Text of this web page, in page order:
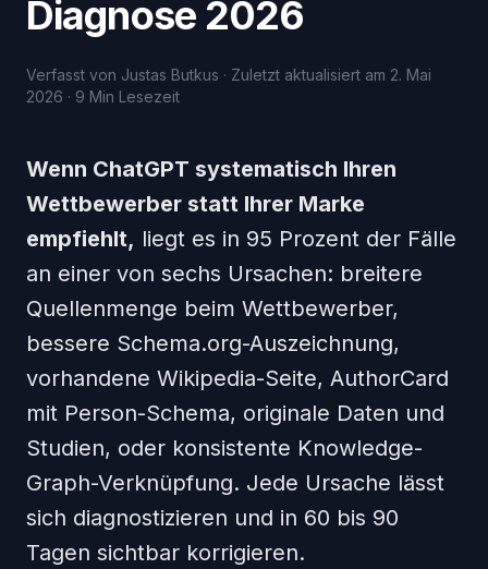
Diagnose 2026
Verfasst von Justas Butkus · Zuletzt aktualisiert am 2. Mai
2026 · 9 Min Lesezeit
Wenn ChatGPT systematisch Ihren
Wettbewerber statt Ihrer Marke
empfiehlt, liegt es in 95 Prozent der Fälle
an einer von sechs Ursachen: breitere
Quellenmenge beim Wettbewerber,
bessere Schema.org-Auszeichnung,
vorhandene Wikipedia-Seite, AuthorCard
mit Person-Schema, originale Daten und
Studien, oder konsistente Knowledge-
Graph-Verknüpfung. Jede Ursache lässt
sich diagnostizieren und in 60 bis 90
Tagen sichtbar korrigieren.